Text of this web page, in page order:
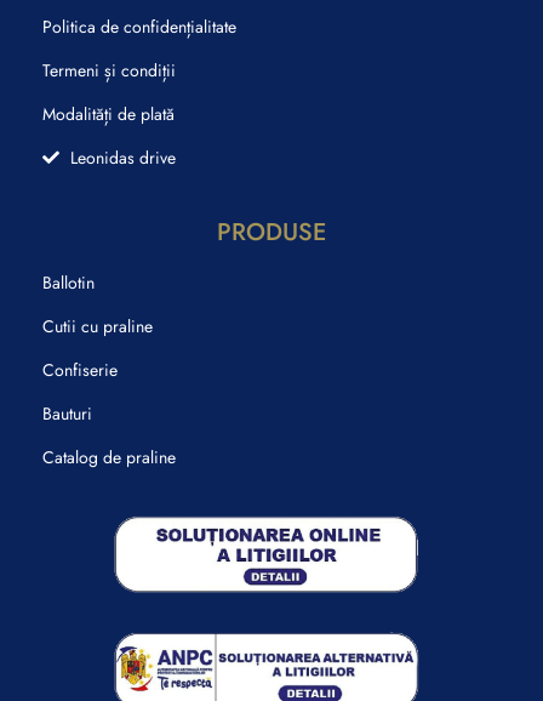
Politica de confidențialitate
Termeni și condiții
Modalități de plată
Leonidas drive
PRODUSE
Ballotin
Cutii cu praline
Confiserie
Bauturi
Catalog de praline